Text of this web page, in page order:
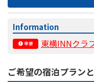
Information
重要 東横INNクラ
ご希望の宿泊プラン